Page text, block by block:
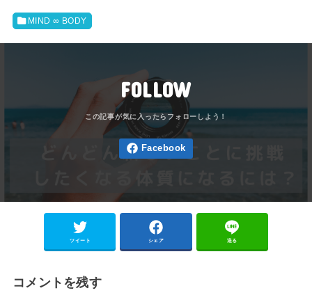
MIND ∞ BODY
FOLLOW
ツイート シェア 送る
コメントを残す